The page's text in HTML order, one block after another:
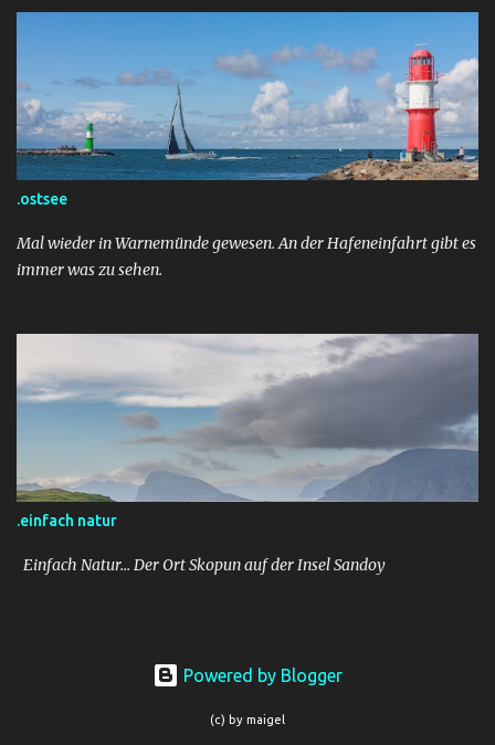
.ostsee
Mal wieder in Warnemünde gewesen. An der Hafeneinfahrt gibt es
immer was zu sehen.
.einfach natur
Einfach Natur... Der Ort Skopun auf der Insel Sandoy
Powered by Blogger
(c) by maigel